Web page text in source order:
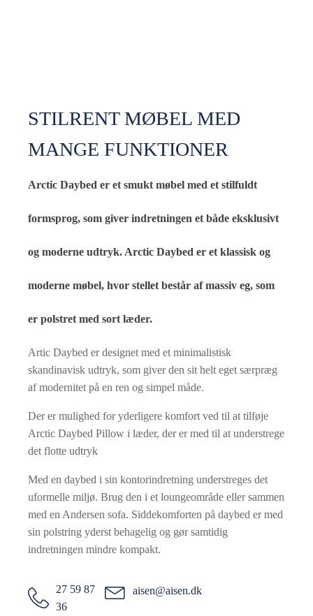
STILRENT MØBEL MED
MANGE FUNKTIONER
Arctic Daybed er et smukt møbel med et stilfuldt
formsprog, som giver indretningen et både eksklusivt
og moderne udtryk. Arctic Daybed er et klassisk og
moderne møbel, hvor stellet består af massiv eg, som
er polstret med sort læder.
Artic Daybed er designet med et minimalistisk
skandinavisk udtryk, som giver den sit helt eget særpræg
af modernitet på en ren og simpel måde.
Der er mulighed for yderligere komfort ved til at tilføje
Arctic Daybed Pillow i læder, der er med til at understrege
det flotte udtryk
Med en daybed i sin kontorindretning understreges det
uformelle miljø. Brug den i et loungeområde eller sammen
med en Andersen sofa. Siddekomforten på daybed er med
sin polstring yderst behagelig og gør samtidig
indretningen mindre kompakt.
27 59 87
36
aisen@aisen.dk